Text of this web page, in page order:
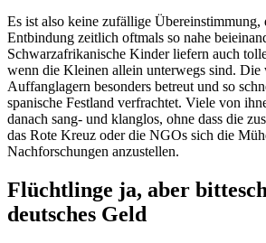
Es ist also keine zufällige Übereinstimmung,
Entbindung zeitlich oftmals so nahe
Schwarzafrikanische Kinder liefern auch
wenn die Kleinen allein unterwegs sind. Die
Auffanglagern besonders betreut und so
spanische Festland verfrachtet. Viele von
danach sang- und klanglos, ohne dass die
das Rote Kreuz oder die NGOs sich die
Nachforschungen anzustellen.
Flüchtlinge ja, aber
deutsches Geld